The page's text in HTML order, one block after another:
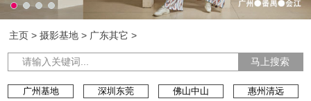
主页 >摄影基地 > 广东其它 >
马上搜索
广州基地 深圳东莞 佛山中山
惠州清远